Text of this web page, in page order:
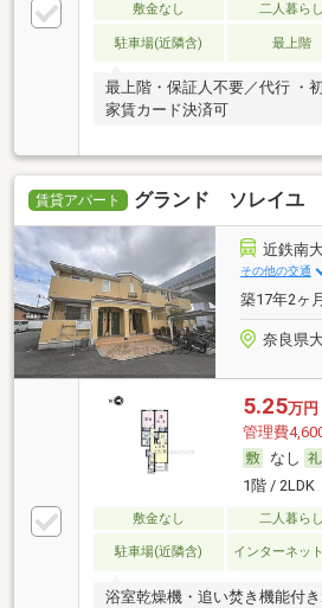
敷金なし 二人暮らし
駐車場(近隣含) 最上階
最上階・保証人不要／代行 ・
家賃カード決済可
賃貸アパート グランド ソレイユ
近鉄南
その他の交通
築17年2ヶ
奈良県
5.25万円
管理費
なし
1階 / 2LDK
敷金なし 二人暮らし
駐車場(近隣含) インターネッ
浴室乾燥機・追い焚き機能付